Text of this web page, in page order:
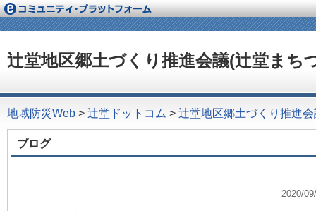
辻堂地区郷土づくり推進会議(辻堂まち
地域防災Web > 辻堂ドットコム > 辻堂地区郷土づくり推進
ブログ
2020/